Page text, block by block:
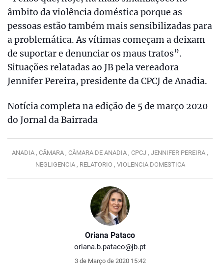
Oriana Pataco
oriana.b.pataco@jb.pt
3 de Março de 2020 15:42
âmbito da violência doméstica porque as
pessoas estão também mais sensibilizadas para
a problemática. As vítimas começam a deixam
de suportar e denunciar os maus tratos”.
Situações relatadas ao JB pela vereadora
Jennifer Pereira, presidente da CPCJ de Anadia.
Notícia completa na edição de 5 de março 2020
do Jornal da Bairrada
ANADIA , CÂMARA , CÂMARA DE ANADIA , CPCJ , JENNIFER PEREIRA ,
NEGLIGENCIA , RELATORIO , VIOLENCIA DOMESTICA